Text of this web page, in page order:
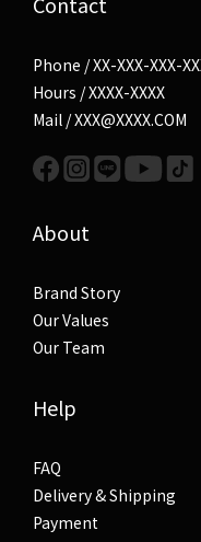
Phone / XX-XXX-XXX-
Hours / XXXX-XXXX
Mail / XXX@XXXX.COM
About
Brand Story
Our Values
Our Team
Help
FAQ
Delivery & Shipping
Payment